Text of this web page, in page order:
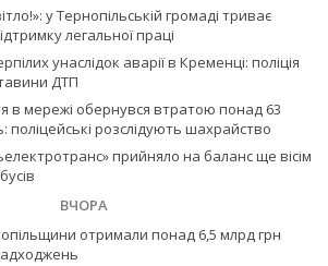
у Тернопільській громаді триває
легальної праці
унаслідок аварії в Кременці: поліція
ДТП
в мережі обернувся втратою понад 63
поліцейські розслідують шахрайство
прийняло на баланс ще вісім
ВЧОРА
отримали понад 6,5 млрд грн